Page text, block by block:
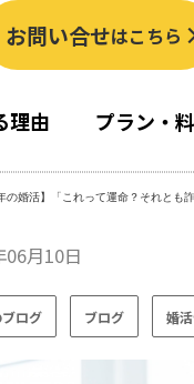
お問い合せはこちら
理由 プラン・
の婚活】「これって運命？それとも
06月10日
ログ ブログ 婚